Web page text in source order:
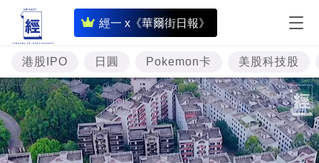
經一 x《華爾街日報》
即
時
財
經
專
題
投
港股IPO 日圓 Pokemon卡 美股科技股